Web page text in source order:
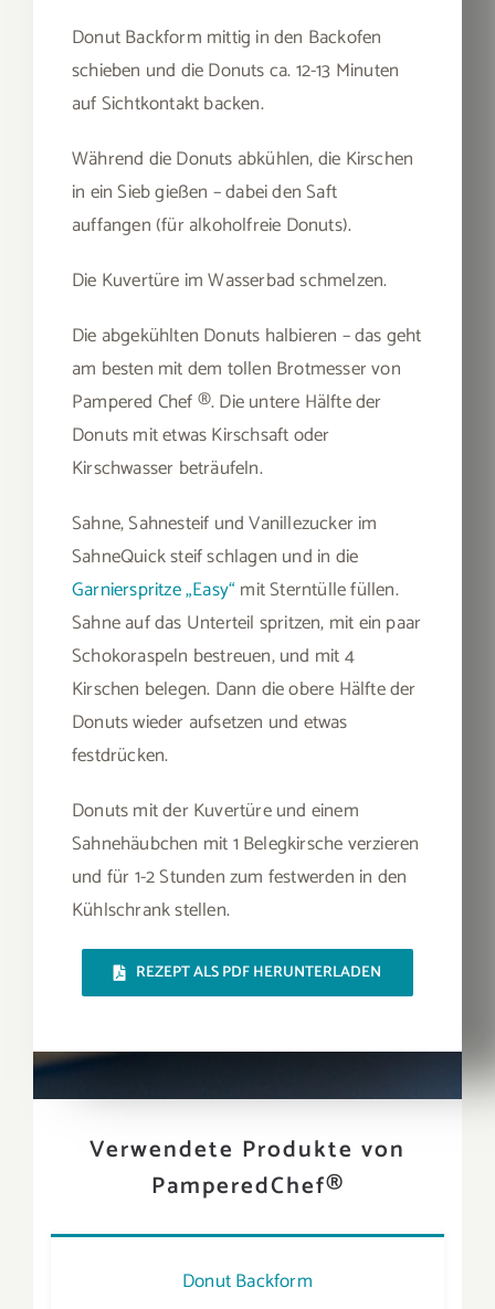
Donut Backform mittig in den Backofen
schieben und die Donuts ca. 12-13 Minuten
auf Sichtkontakt backen.
Während die Donuts abkühlen, die Kirschen
in ein Sieb gießen – dabei den Saft
auffangen (für alkoholfreie Donuts).
Die Kuvertüre im Wasserbad schmelzen.
Die abgekühlten Donuts halbieren – das geht
am besten mit dem tollen Brotmesser von
Pampered Chef ®️. Die untere Hälfte der
Donuts mit etwas Kirschsaft oder
Kirschwasser beträufeln.
Sahne, Sahnesteif und Vanillezucker im
SahneQuick steif schlagen und in die
Garnierspritze „Easy“ mit Sterntülle füllen.
Sahne auf das Unterteil spritzen, mit ein paar
Schokoraspeln bestreuen, und mit 4
Kirschen belegen. Dann die obere Hälfte der
Donuts wieder aufsetzen und etwas
festdrücken.
Donuts mit der Kuvertüre und einem
Sahnehäubchen mit 1 Belegkirsche verzieren
und für 1-2 Stunden zum festwerden in den
Kühlschrank stellen.
REZEPT ALS PDF HERUNTERLADEN
Verwendete Produkte von
PamperedChef®
Donut Backform